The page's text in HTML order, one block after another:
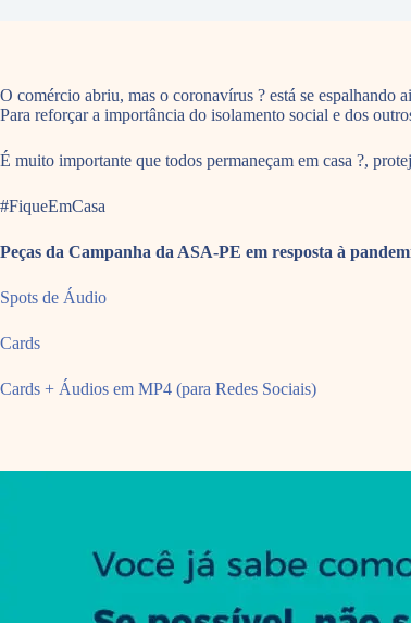
O comércio abriu, mas o coronavírus ? está se espalhando
Para reforçar a importância do isolamento social e dos
É muito importante que todos permaneçam em casa ?,
#FiqueEmCasa
Peças da Campanha da ASA-PE em resposta à
Spots de Áudio
Cards
Cards + Áudios em MP4 (para Redes Sociais)